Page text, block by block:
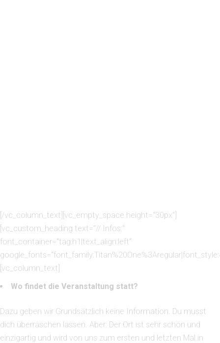
[/vc_column_text][vc_empty_space height=“30px“]
[vc_custom_heading text=“// Infos:“
font_container=“tag:h1|text_align:left“
[vc_column_text]
Wo findet die Veranstaltung statt?
Dazu geben wir Grundsätzlich keine Information. Du musst
dich überraschen lassen. Aber: Der Ort ist sehr schön und
einzigartig und wird von uns zum ersten und letzten Mal in